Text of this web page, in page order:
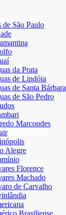
de São Paulo
da Prata
de Lindóia
de Santa Bárbara
de São Pedro
Marcondes
Alegre
Florence
Machado
de Carvalho
Brasiliense